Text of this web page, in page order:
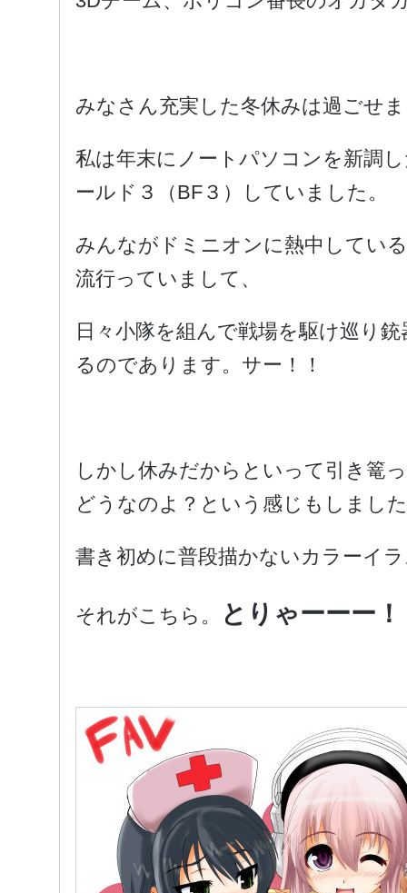
みなさん充実した冬休みは過ごせ
私は年末にノートパソコンを新調
ールド３（BF３）していました。
みんながドミニオンに熱中してい
流行っていまして、
日々小隊を組んで戦場を駆け巡り
るのであります。サー！！
しかし休みだからといって引き篭
どうなのよ？という感じもしまし
書き初めに普段描かないカラーイ
それがこちら。 とりゃーーー